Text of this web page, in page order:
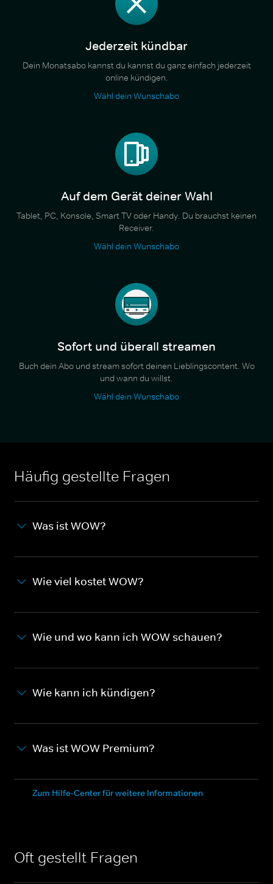
Jederzeit kündbar
Dein Monatsabo kannst du kannst du ganz einfach jederzeit
online kündigen.
Wähl dein Wunschabo
Auf dem Gerät deiner Wahl
Tablet, PC, Konsole, Smart TV oder Handy. Du brauchst keinen
Receiver.
Wähl dein Wunschabo
Sofort und überall streamen
Buch dein Abo und stream sofort deinen Lieblingscontent. Wo
und wann du willst.
Wähl dein Wunschabo
Häufig gestellte Fragen
Was ist WOW?
Wie viel kostet WOW?
Wie und wo kann ich WOW schauen?
Wie kann ich kündigen?
Was ist WOW Premium?
Zum Hilfe-Center für weitere Informationen
Oft gestellt Fragen